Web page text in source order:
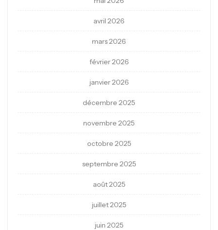
avril 2026
mars 2026
février 2026
janvier 2026
décembre 2025
novembre 2025
octobre 2025
septembre 2025
août 2025
juillet 2025
juin 2025